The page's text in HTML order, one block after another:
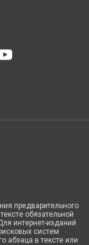
предварительного
обязательной
интернет-изданий
систем
абзаца в тексте или